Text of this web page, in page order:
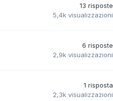
13 risposte
5,4k visualizzazioni
6 risposte
2,9k visualizzazioni
1 risposta
2,3k visualizzazioni